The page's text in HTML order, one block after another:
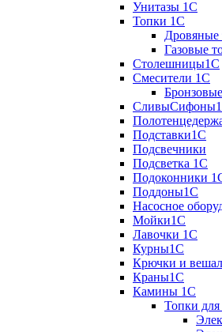
Унитазы 1С
Топки 1С
Дровяные
Газовые
Столешницы1С
Смесители 1С
Подставки1С
Подсвечники
Подсветка 1С
Подоконники
Поддоны1С
Насосное
Мойки1С
Лавочки 1С
Курны1С
Крючки и
Краны1С
Камины 1C
Топки